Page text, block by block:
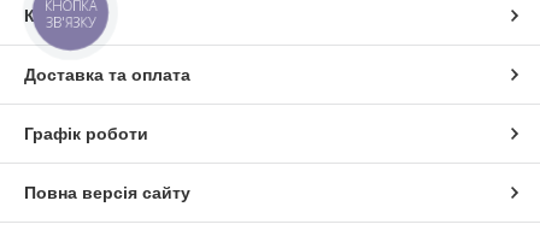
Контакти
Доставка та оплата
Графік роботи
Повна версія сайту
КНОПКА
ЗВ'ЯЗКУ